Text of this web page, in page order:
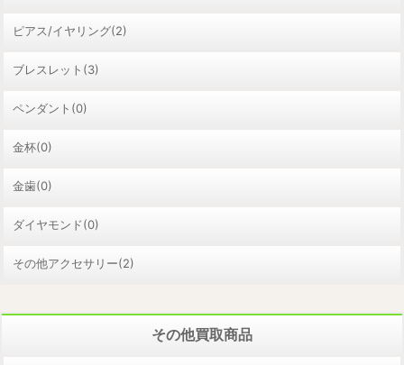
ピアス/イヤリング(2)
ブレスレット(3)
ペンダント(0)
金杯(0)
金歯(0)
ダイヤモンド(0)
その他アクセサリー(2)
その他買取商品